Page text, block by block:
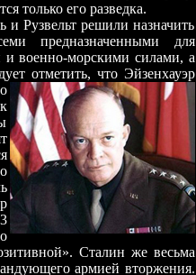
только его разведка.
решили назначить
предназначенными для
военно-морскими силами, а
отметить, что Эйзенхауэр
Сталин же весьма
армией вторжения.